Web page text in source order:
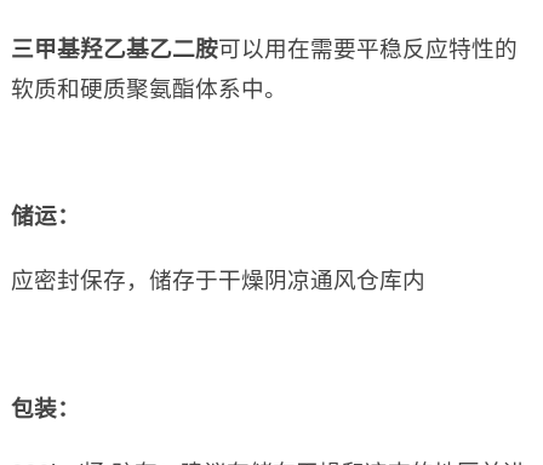
三甲基羟乙基乙二胺可以用在需要平稳反应特性的
软质和硬质聚氨酯体系中。
储运：
应密封保存，储存于干燥阴凉通风仓库内
包装：